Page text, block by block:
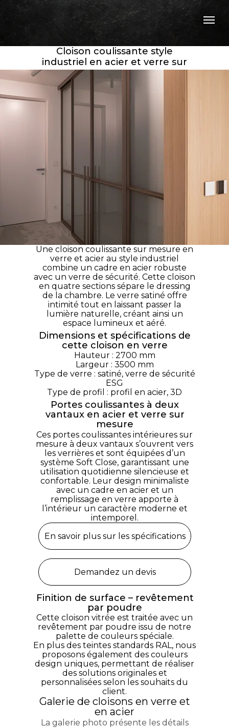
Une cloison coulissante sur mesure en
verre et acier au style industriel
combine un cadre en acier robuste
avec un verre de sécurité. Cette cloison
en quatre sections sépare le dressing
de la chambre. Le verre satiné offre
intimité tout en laissant passer la
lumière naturelle, créant ainsi un
espace lumineux et aéré.
Cloison coulissante style
industriel en acier et verre sur
mesure
Hauteur : 2700 mm
Largeur : 3500 mm
Type de verre : satiné, verre de sécurité
ESG
Type de profil : profil en acier, 3D
Dimensions et spécifications de
cette cloison en verre
Ces portes coulissantes intérieures sur
mesure à deux vantaux s’ouvrent vers
les verrières et sont équipées d’un
système Soft Close, garantissant une
utilisation quotidienne silencieuse et
confortable. Leur design minimaliste
avec un cadre en acier et un
remplissage en verre apporte à
l’intérieur un caractère moderne et
intemporel.
Portes coulissantes à deux
vantaux en acier et verre sur
mesure
En savoir plus sur les spécifications
Cette cloison vitrée est traitée avec un
revêtement par poudre issu de notre
palette de couleurs spéciale.
En plus des teintes standards RAL, nous
proposons également des couleurs
design uniques, permettant de réaliser
des solutions originales et
personnalisées selon les souhaits du
client.
Finition de surface – revêtement
par poudre
Demandez un devis
La galerie photo présente les détails
Galerie de cloisons en verre et
en acier